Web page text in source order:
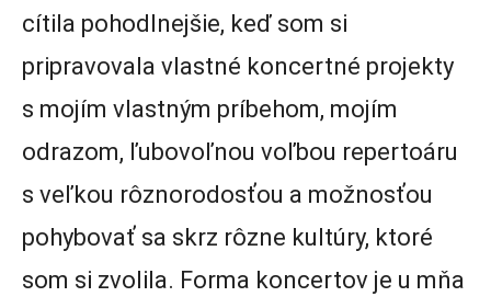
cítila pohodlnejšie, keď som si
pripravovala vlastné koncertné projekty
s mojím vlastným príbehom, mojím
odrazom, ľubovoľnou voľbou repertoáru
s veľkou rôznorodosťou a možnosťou
pohybovať sa skrz rôzne kultúry, ktoré
som si zvolila. Forma koncertov je u mňa